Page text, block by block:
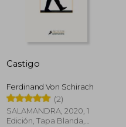
45%
dcto.
Castigo
Ferdinand Von Schirach
(2)
SALAMANDRA, 2020, 1
Edición, Tapa Blanda,